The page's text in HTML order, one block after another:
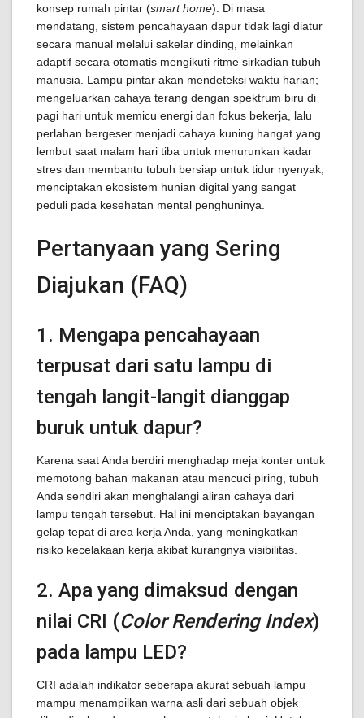
konsep rumah pintar (smart home). Di masa
mendatang, sistem pencahayaan dapur tidak lagi diatur
secara manual melalui sakelar dinding, melainkan
adaptif secara otomatis mengikuti ritme sirkadian tubuh
manusia. Lampu pintar akan mendeteksi waktu harian;
mengeluarkan cahaya terang dengan spektrum biru di
pagi hari untuk memicu energi dan fokus bekerja, lalu
perlahan bergeser menjadi cahaya kuning hangat yang
lembut saat malam hari tiba untuk menurunkan kadar
stres dan membantu tubuh bersiap untuk tidur nyenyak,
menciptakan ekosistem hunian digital yang sangat
peduli pada kesehatan mental penghuninya.
Pertanyaan yang Sering
Diajukan (FAQ)
1. Mengapa pencahayaan
terpusat dari satu lampu di
tengah langit-langit dianggap
buruk untuk dapur?
Karena saat Anda berdiri menghadap meja konter untuk
memotong bahan makanan atau mencuci piring, tubuh
Anda sendiri akan menghalangi aliran cahaya dari
lampu tengah tersebut. Hal ini menciptakan bayangan
gelap tepat di area kerja Anda, yang meningkatkan
risiko kecelakaan kerja akibat kurangnya visibilitas.
2. Apa yang dimaksud dengan
nilai CRI (Color Rendering Index)
pada lampu LED?
CRI adalah indikator seberapa akurat sebuah lampu
mampu menampilkan warna asli dari sebuah objek